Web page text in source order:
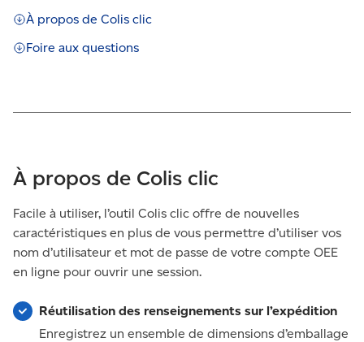
À propos de Colis clic
Foire aux questions
À propos de Colis clic
Facile à utiliser, l’outil Colis clic offre de nouvelles
caractéristiques en plus de vous permettre d’utiliser vos
nom d’utilisateur et mot de passe de votre compte OEE
en ligne pour ouvrir une session.
Réutilisation des renseignements sur l’expédition
Enregistrez un ensemble de dimensions d’emballage